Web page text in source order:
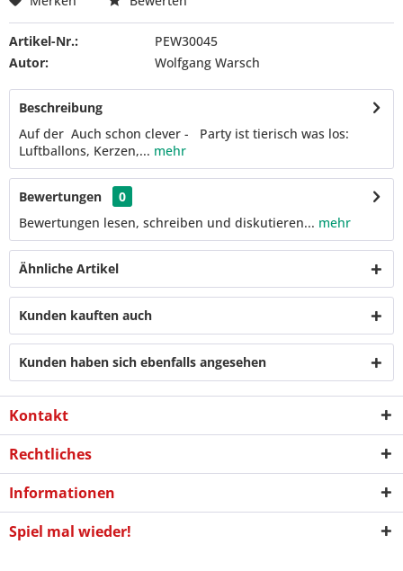
Artikel-Nr.:
PEW30045
Autor:
Wolfgang Warsch
Beschreibung
Auf der Auch schon clever - Party ist tierisch was los:
Luftballons, Kerzen,... mehr
Bewertungen
0
Bewertungen lesen, schreiben und diskutieren... mehr
Ähnliche Artikel
Kunden kauften auch
Kunden haben sich ebenfalls angesehen
Kontakt
Rechtliches
Informationen
Spiel mal wieder!